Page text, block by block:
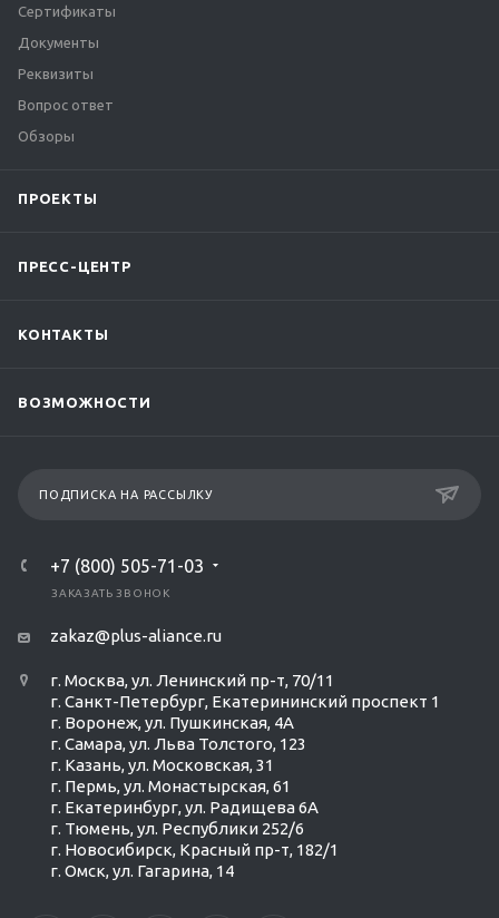
Ольга Кравченко
Сертификаты
Документы
Реквизиты
Вопрос ответ
Обзоры
ПРОЕКТЫ
ПРЕСС-ЦЕНТР
КОНТАКТЫ
ВОЗМОЖНОСТИ
ПОДПИСКА НА РАССЫЛКУ
+7 (800) 505-71-03
ЗАКАЗАТЬ ЗВОНОК
zakaz@plus-aliance.ru
г. Москва, ул. Ленинский пр-т, 70/11
г. Санкт-Петербург, Екатерининский проспект 1
г. Воронеж, ул. Пушкинская, 4А
г. Самара, ул. Льва Толстого, 123
г. Казань, ул. Московская, 31
г. Пермь, ул. Монастырская, 61
г. Екатеринбург, ул. Радищева 6А
г. Тюмень, ул. Республики 252/6
г. Новосибирск, Красный пр-т, 182/1
г. Омск, ул. ​Гагарина, 14